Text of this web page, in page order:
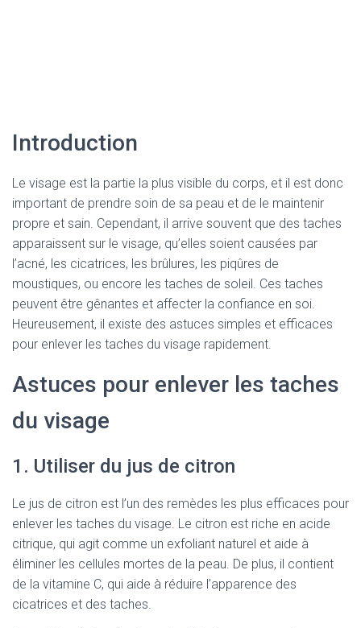
Introduction
Le visage est la partie la plus visible du corps, et il est donc
important de prendre soin de sa peau et de le maintenir
propre et sain. Cependant, il arrive souvent que des taches
apparaissent sur le visage, qu’elles soient causées par
l’acné, les cicatrices, les brûlures, les piqûres de
moustiques, ou encore les taches de soleil. Ces taches
peuvent être gênantes et affecter la confiance en soi.
Heureusement, il existe des astuces simples et efficaces
pour enlever les taches du visage rapidement.
Astuces pour enlever les taches
du visage
1. Utiliser du jus de citron
Le jus de citron est l’un des remèdes les plus efficaces pour
enlever les taches du visage. Le citron est riche en acide
citrique, qui agit comme un exfoliant naturel et aide à
éliminer les cellules mortes de la peau. De plus, il contient
de la vitamine C, qui aide à réduire l’apparence des
cicatrices et des taches.